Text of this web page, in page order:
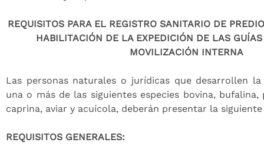
REQUISITOS PARA EL REGISTRO SANITARIO DE
HABILITACIÓN DE LA EXPEDICIÓN DE LAS
MOVILIZACIÓN INTERNA
Las personas naturales o jurídicas que desarrollen
una o más de las siguientes especies bovina, bufalina,
caprina, aviar y acuícola, deberán presentar la
REQUISITOS GENERALES: